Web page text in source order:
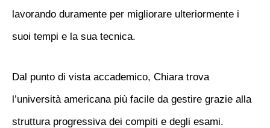
lavorando duramente per migliorare ulteriormente i
suoi tempi e la sua tecnica.
Dal punto di vista accademico, Chiara trova
l’università americana più facile da gestire grazie alla
struttura progressiva dei compiti e degli esami.